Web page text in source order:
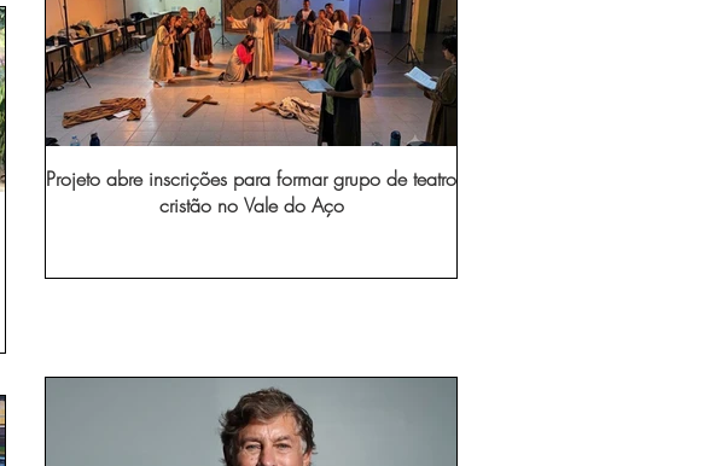
Projeto abre inscrições para formar grupo de teatro
cristão no Vale do Aço